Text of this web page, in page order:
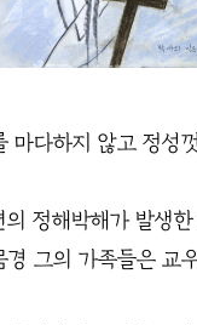
마다하지 않고 정성
의 정해박해가 발생
경 그의 가족들은 교